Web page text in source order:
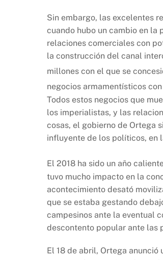
Sin embargo, las excelentes
cuando hubo un cambio en
relaciones comerciales con
la construcción del canal
millones con el que se
negocios armamentísticos
Todos estos negocios que
los imperialistas, y las
cosas, el gobierno de Ortega
influyente de los políticos, en
El 2018 ha sido un año
tuvo mucho impacto en la
acontecimiento desató
que se estaba gestando
campesinos ante la eventual
descontento popular ante las
El 18 de abril, Ortega